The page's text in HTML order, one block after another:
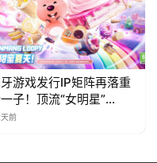
游戏发行IP矩阵再落重
子！顶流“女明星”
LOOPY 正版3D
前